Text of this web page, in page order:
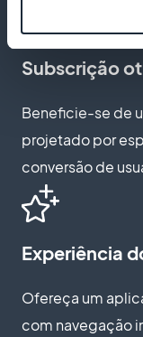
Subscrição
Beneficie-se de
projetado por
conversão de
Experiência
Ofereça um
com navegação